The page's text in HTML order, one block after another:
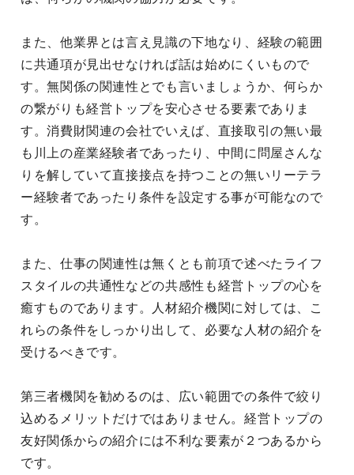
また、他業界とは言え見識の下地なり、経験の範囲
に共通項が見出せなければ話は始めにくいもので
す。無関係の関連性とでも言いましょうか、何らか
の繋がりも経営トップを安心させる要素でありま
す。消費財関連の会社でいえば、直接取引の無い最
も川上の産業経験者であったり、中間に問屋さんな
りを解していて直接接点を持つことの無いリーテラ
ー経験者であったり条件を設定する事が可能なので
す。
また、仕事の関連性は無くとも前項で述べたライフ
スタイルの共通性などの共感性も経営トップの心を
癒すものであります。人材紹介機関に対しては、こ
れらの条件をしっかり出して、必要な人材の紹介を
受けるべきです。
第三者機関を勧めるのは、広い範囲での条件で絞り
込めるメリットだけではありません。経営トップの
友好関係からの紹介には不利な要素が２つあるから
です。